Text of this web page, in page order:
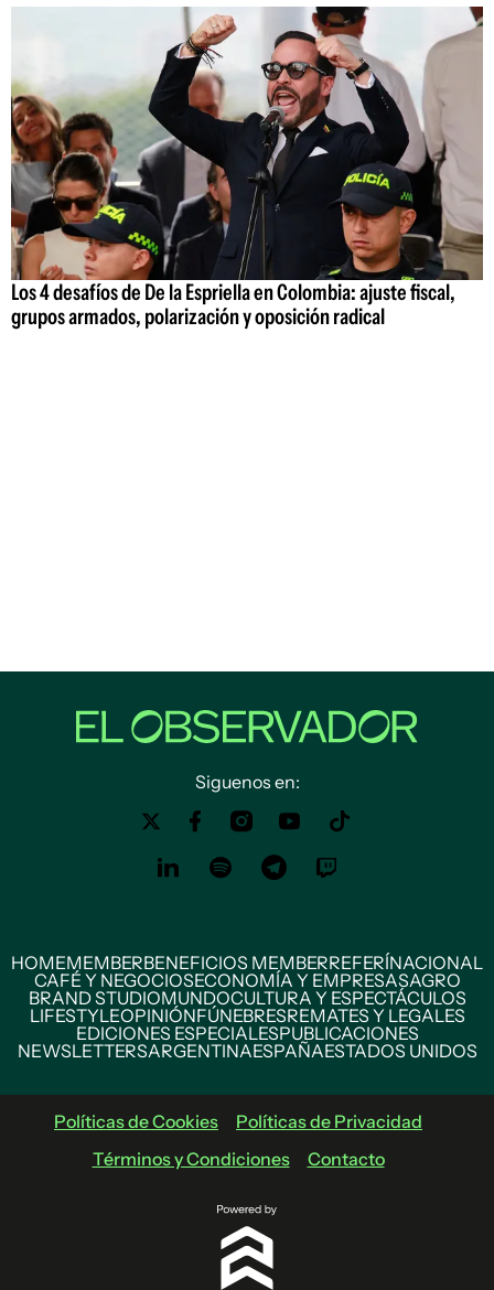
Los 4 desafíos de De la Espriella en Colombia: ajuste fiscal,
grupos armados, polarización y oposición radical
Siguenos en:
HOMEMEMBERBENEFICIOS MEMBERREFERÍNACIONAL
CAFÉ Y NEGOCIOSECONOMÍA Y EMPRESASAGRO
BRAND STUDIOMUNDOCULTURA Y ESPECTÁCULOS
LIFESTYLEOPINIÓNFÚNEBRESREMATES Y LEGALES
EDICIONES ESPECIALESPUBLICACIONES
NEWSLETTERSARGENTINAESPAÑAESTADOS UNIDOS
Políticas de Cookies
Políticas de Privacidad
Términos y Condiciones
Contacto